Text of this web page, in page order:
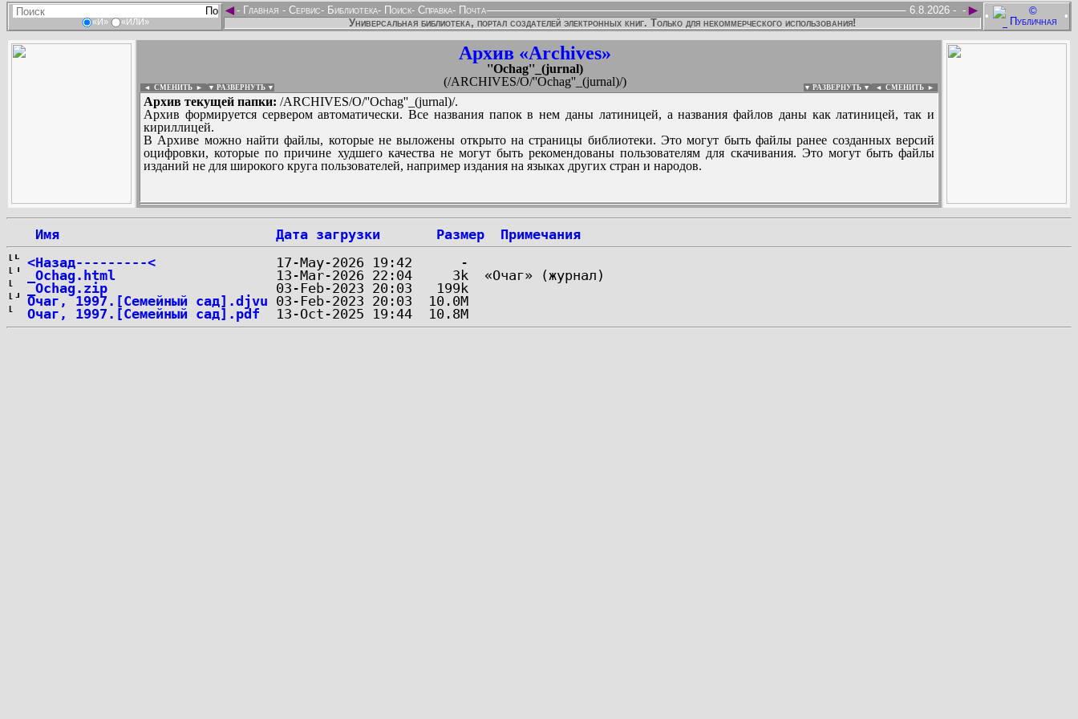
«И» «ИЛИ»
• •
◄ ►
- Главная - Сервис- Библиотека- Поиск- Справка- Почта -
6.8.2026 -
Универсальная библиотека, портал создателей электронных книг. Только для некоммерческого использования!
Архив «Archives»
''Ochag''_(jurnal)
(/ARCHIVES/O/''Ochag''_(jurnal)/)
◄ СМЕНИТЬ ► ▼ РАЗВЕРНУТЬ ▼ ▼ РАЗВЕРНУТЬ ▼ ◄ СМЕНИТЬ ►
Архив текущей папки: /ARCHIVES/O/''Ochag''_(jurnal)/.
Архив формируется сервером автоматически. Все названия папок в нем даны латиницей, а названия файлов даны как латиницей, так и
кириллицей.
В Архиве можно найти файлы, которые не выложены открыто на страницы библиотеки. Это могут быть файлы ранее созданных версий
оцифровки, которые по причине худшего качества не могут быть рекомендованы пользователям для скачивания. Это могут быть файлы
изданий не для широкого круга пользователей, например издания на языках других стран и народов.
:
...
Имя Дата загрузки Размер
Примечания
<Назад---------<
_Ochag.html
_Ochag.zip
Очаг, 1997.[Семейный сад].djvu
Очаг, 1997.[Семейный сад].pdf